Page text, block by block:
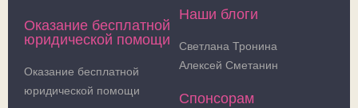
Оказание бесплатной
юридической помощи
Оказание бесплатной
юридической помощи
Наши блоги
Светлана Тронина
Алексей Сметанин
Спонсорам